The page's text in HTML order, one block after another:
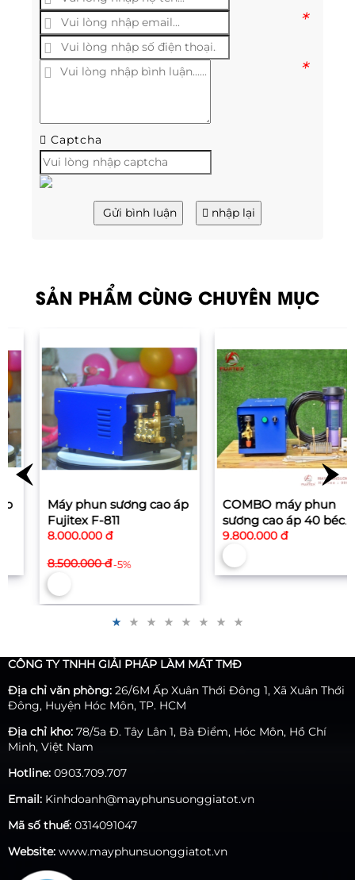
*
*
Captcha
Gửi bình luận nhập lại
SẢN PHẨM CÙNG CHUYÊN MỤC
Máy phun sương cao áp
Fujitex F-811
8.000.000 đ
8.500.000 đ-5%
COMBO máy phun
sương cao áp 40 béc
+Cây gắn 30cm
9.800.000 đ
CÔNG TY TNHH GIẢI PHÁP LÀM MÁT TMĐ
Địa chỉ văn phòng: 26/6M Ấp Xuân Thới Đông 1, Xã Xuân Thới
Đông, Huyện Hóc Môn, TP. HCM
Địa chỉ kho: 78/5a Đ. Tây Lân 1, Bà Điểm, Hóc Môn, Hồ Chí
Minh, Việt Nam
Hotline: 0903.709.707
Email: Kinhdoanh@mayphunsuonggiatot.vn
Mã số thuế: 0314091047
Website: www.mayphunsuonggiatot.vn